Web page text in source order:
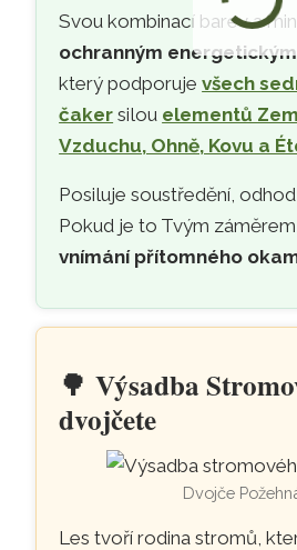
Svou kombinací barev a
ochranným
který podporujevšech
čaker silou elementů
Vzduchu, Ohně, Kovu a
Posiluje soustředění,
Pokud je to Tvým
vnímání přítomného
🌳Výsadba
dvojčete
Dvojče
Les tvoří rodina stromů,